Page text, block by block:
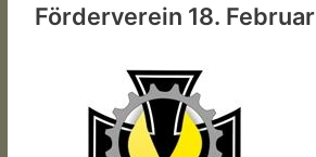
Förderverein 18. Februar